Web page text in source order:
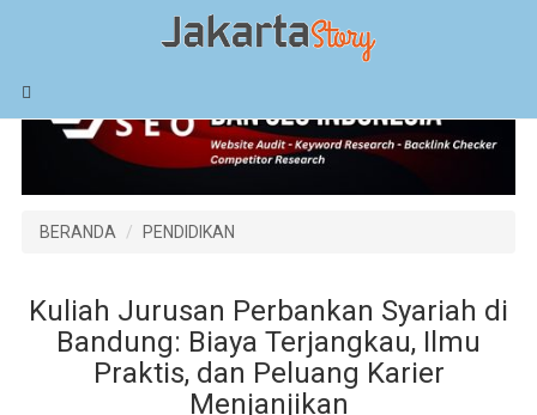
BERANDA PENDIDIKAN
Kuliah Jurusan Perbankan Syariah di
Bandung: Biaya Terjangkau, Ilmu
Praktis, dan Peluang Karier
Menjanjikan